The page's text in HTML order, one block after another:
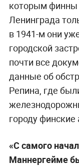
которым финны
Ленинграда
в 1941-м они
городской
почти все
данные об
Репина, где
городу финские
«С самого
Маннергейме